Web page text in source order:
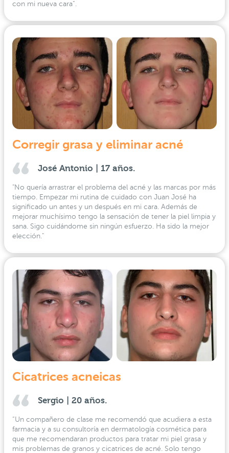
con mi nueva cara”.
Corregir grasa y eliminar acné
José Antonio | 17 años.
"No quería arrastrar el problema del acné y las marcas por más
tiempo. Empezar mi rutina de cuidado con Juan José ha
significado un antes y un después en mi cara. Además de
mejorar muchísimo tengo la sensación de tener la piel limpia y
sana. Sigo cuidándome sin ningún esfuerzo. Ha sido la mejor
elección."
Cicatrices acneicas
Sergio | 20 años.
“Un compañero de clase me recomendó que acudiera a esta
farmacia y a su consultoría en dermatología cosmética para
que me recomendaran productos para tratar mi piel grasa y
mis problemas de granos y cicatrices de acné. Solo tengo